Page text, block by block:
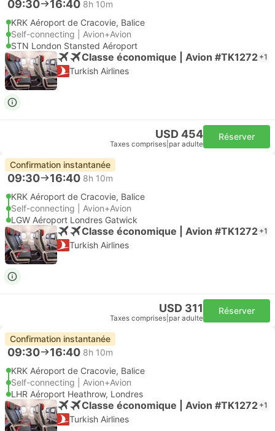
09:30 16:40 8h 10m
KRK Aéroport de Cracovie, Balice
Self-connecting | Avion+Avion
STN London Stansted Aéroport
Classe économique | Avion #TK1272 +1
Turkish Airlines
USD 454
Taxes comprises par adulte
Réserver
Confirmation instantanée
09:30 16:40 8h 10m
KRK Aéroport de Cracovie, Balice
Self-connecting | Avion+Avion
LGW Aéroport Londres Gatwick
Classe économique | Avion #TK1272 +1
Turkish Airlines
USD 311
Taxes comprises par adulte
Réserver
Confirmation instantanée
09:30 16:40 8h 10m
KRK Aéroport de Cracovie, Balice
Self-connecting | Avion+Avion
LHR Aéroport Heathrow, Londres
Classe économique | Avion #TK1272 +1
Turkish Airlines